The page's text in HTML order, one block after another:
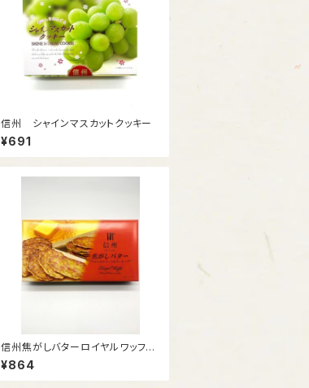
信州 シャインマスカットクッキー
¥691
信州焦がしバターロイヤルワッフル
クッキー
¥864